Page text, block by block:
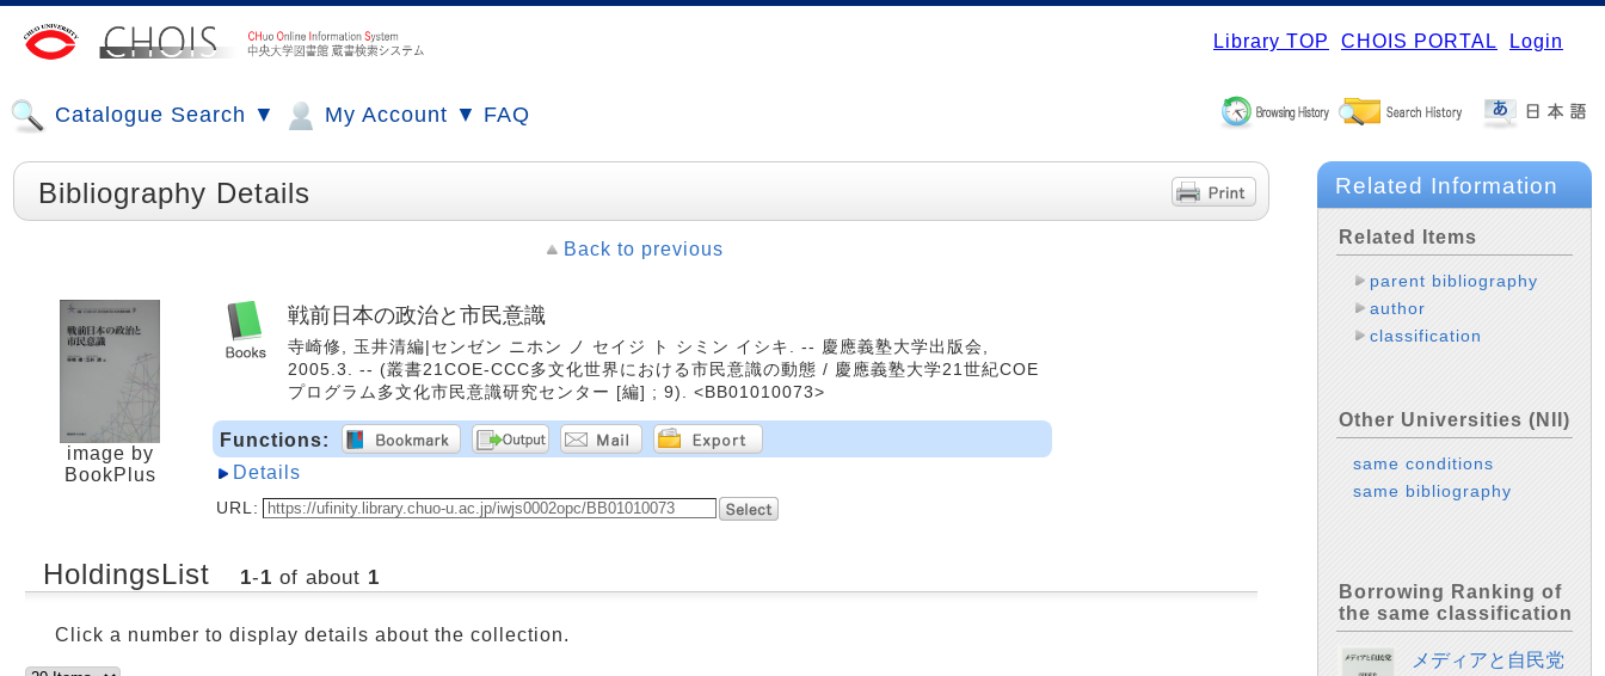
Library TOP CHOIS PORTAL Login
Catalogue Search ▼ My Account ▼ FAQ
Bibliography Details
Back to previous
image by
BookPlus
戦前日本の政治と市民意識
寺崎修, 玉井清編|センゼン ニホン ノ セイジ ト シミン イシキ. -- 慶應義塾大学出版会,
2005.3. -- (叢書21COE-CCC多文化世界における市民意識の動態 / 慶應義塾大学21世紀COE
プログラム多文化市民意識研究センター [編] ; 9). <BB01010073>
Functions:
Details
URL:
HoldingsList 1-1 of about 1
Click a number to display details about the collection.
Related Information
Related Items
parent bibliography
author
classification
Other Universities (NII)
same conditions
same bibliography
Borrowing Ranking of
the same classification
メディアと自民党